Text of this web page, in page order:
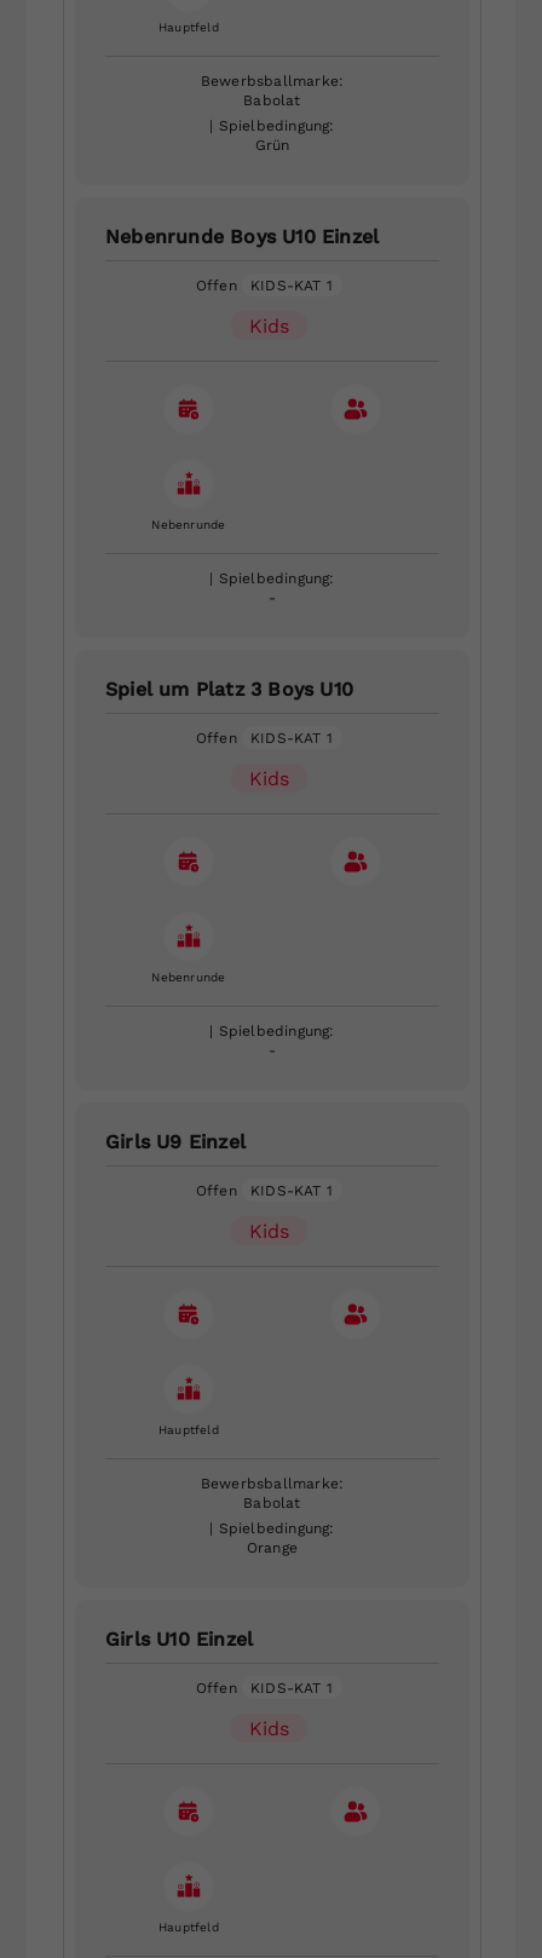
Hauptfeld
Bewerbsballmarke:
Babolat
| Spielbedingung:
Grün
Nebenrunde Boys U10 Einzel
Offen KIDS-KAT 1
Kids
Nebenrunde
| Spielbedingung:
-
Spiel um Platz 3 Boys U10
Offen KIDS-KAT 1
Kids
Nebenrunde
| Spielbedingung:
-
Girls U9 Einzel
Offen KIDS-KAT 1
Kids
Hauptfeld
Bewerbsballmarke:
Babolat
| Spielbedingung:
Orange
Girls U10 Einzel
Offen KIDS-KAT 1
Kids
Hauptfeld